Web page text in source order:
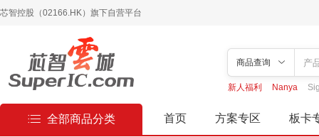
芯智控股（02166.HK）旗下自营平台
商品查询
新人福利 Nanya
全部商品分类 首页 方案专区 板卡